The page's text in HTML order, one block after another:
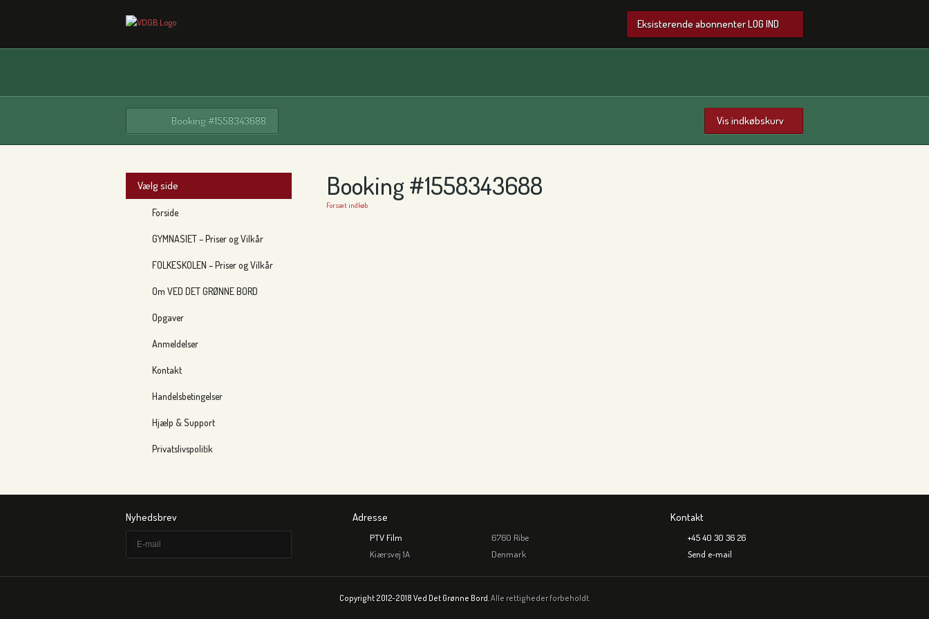
Eksisterende abonnenter LOG IND
Booking #1558343688 Vis indkøbskurv
Vælg side
Forside
GYMNASIET – Priser og Vilkår
FOLKESKOLEN – Priser og Vilkår
Om VED DET GRØNNE BORD
Opgaver
Anmeldelser
Kontakt
Handelsbetingelser
Hjælp & Support
Privatslivspolitik
Booking #1558343688
Forsæt indkøb
Nyhedsbrev Adresse
PTV Film
6760 Ribe
Kiærsvej 1A
Denmark
Kontakt
+45 40 30 36 26
Send e-mail
Copyright 2012-2018 Ved Det Grønne Bord.Alle rettigheder forbeholdt.